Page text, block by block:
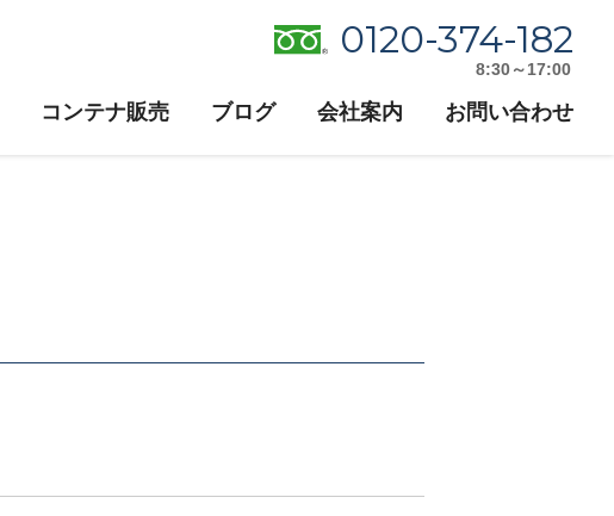
0120-374-182
8:30～17:00
コンテナ販売 ブログ 会社案内 お問い合わせ